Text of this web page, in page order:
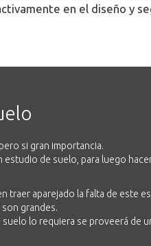
en el diseño y
si gran importancia.
estudio de suelo, para luego
traer aparejado la falta de este
grandes.
lo requiera se proveerá de